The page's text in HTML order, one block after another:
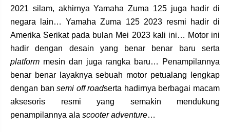
2021 silam, akhirnya Yamaha Zuma 125 juga hadir di
negara lain… Yamaha Zuma 125 2023 resmi hadir di
Amerika Serikat pada bulan Mei 2023 kali ini… Motor ini
hadir dengan desain yang benar benar baru serta
platform mesin dan juga rangka baru… Penampilannya
benar benar layaknya sebuah motor petualang lengkap
dengan bansemi off roadserta hadirnya berbagai macam
aksesoris resmi yang semakin mendukung
penampilannya ala scooter adventure…